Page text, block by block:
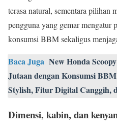
terasa natural, sementara pilihan
pengguna yang gemar mengatur
konsumsi BBM sekaligus
Baca Juga New Honda
Jutaan dengan Konsumsi
Stylish, Fitur Digital Canggih,
Dimensi, kabin, dan